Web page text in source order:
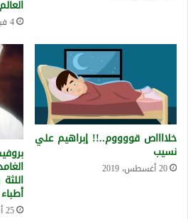
4 فبراير، 2026
خلااااص قووووم..!! إبراهيم علي
نسيب
20 أغسطس، 2019
25 أبريل، 2019